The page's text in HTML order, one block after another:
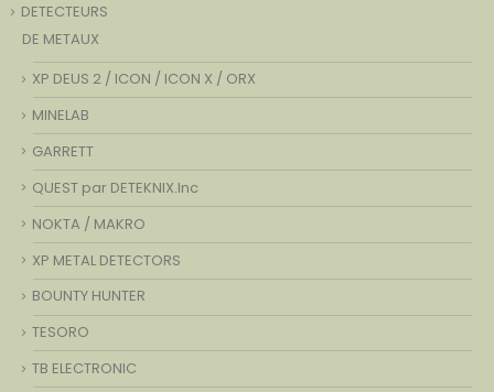
DETECTEURS
DE METAUX
XP DEUS 2 / ICON / ICON X / ORX
MINELAB
GARRETT
QUEST par DETEKNIX.Inc
NOKTA / MAKRO
XP METAL DETECTORS
BOUNTY HUNTER
TESORO
TB ELECTRONIC